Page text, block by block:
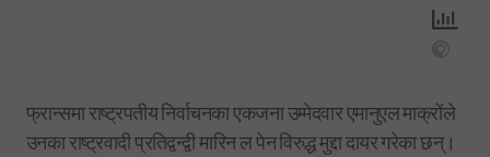
फ्रान्समा राष्ट्रपतीय निर्वाचनका एकजना उम्मेदवार एमानुएल माक्रोंले
उनका राष्ट्रवादी प्रतिद्वन्द्वी मारिन ल पेन विरुद्ध मुद्दा दायर गरेका छन्।